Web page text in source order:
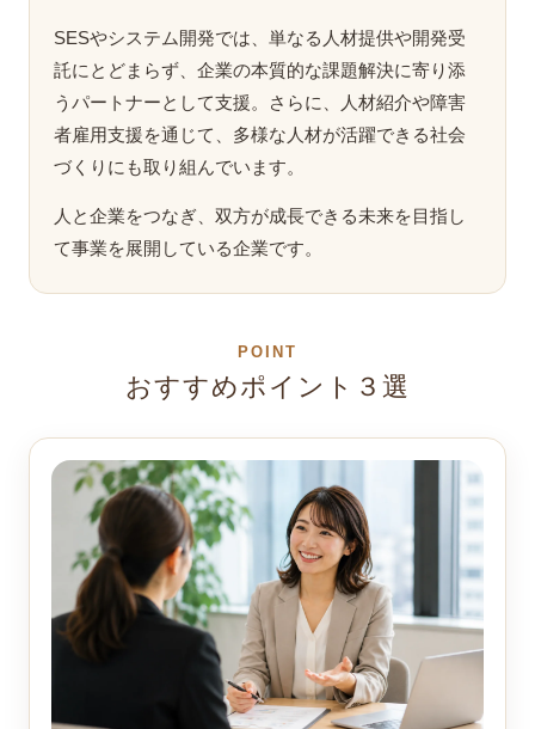
SESやシステム開発では、単なる人材提供や開発受
託にとどまらず、企業の本質的な課題解決に寄り添
うパートナーとして支援。さらに、人材紹介や障害
者雇用支援を通じて、多様な人材が活躍できる社会
づくりにも取り組んでいます。
人と企業をつなぎ、双方が成長できる未来を目指し
て事業を展開している企業です。
POINT
おすすめポイント３選